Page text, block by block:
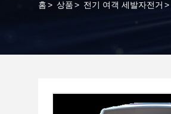
홈> 상품> 전기 여객 세발자전거 >